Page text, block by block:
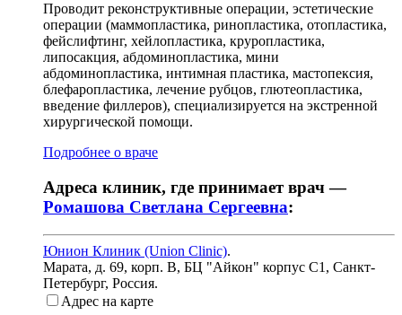
Проводит реконструктивные операции, эстетические
операции (маммопластика, ринопластика, отопластика,
фейслифтинг, хейлопластика, круропластика,
липосакция, абдоминопластика, мини
абдоминопластика, интимная пластика, мастопексия,
блефаропластика, лечение рубцов, глютеопластика,
введение филлеров), специализируется на экстренной
хирургической помощи.
Подробнее о враче
Адреса клиник, где принимает врач —
Ромашова Светлана Сергеевна:
Юнион Клиник (Union Clinic).
Марата, д. 69, корп. В, БЦ "Айкон" корпус С1 , Санкт-
Петербург, Россия.
Адрес на карте